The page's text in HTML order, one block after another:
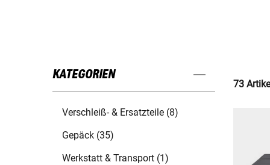
KATEGORIEN
Verschleiß- & Ersatzteile (8)
Gepäck (35)
Werkstatt & Transport (1)
73